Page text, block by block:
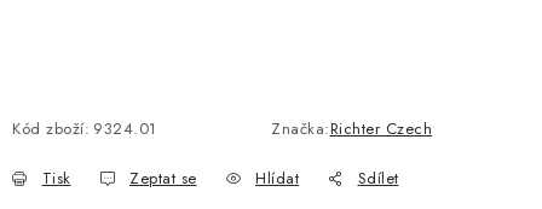
Kód zboží: 9324.01 Značka:Richter Czech
Tisk Zeptat se Hlídat Sdílet